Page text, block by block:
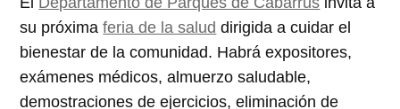
su próximaferia de la salud dirigida a cuidar el
bienestar de la comunidad. Habrá expositores,
exámenes médicos, almuerzo saludable,
demostraciones de ejercicios, eliminación de